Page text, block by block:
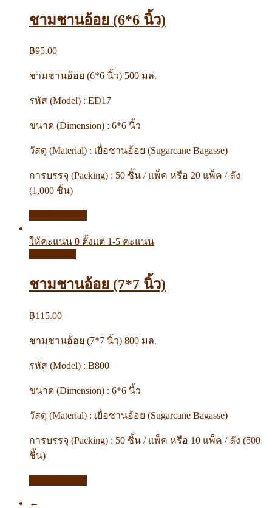
ชามชานอ้อย (6*6 นิ้ว)
฿95.00
ชามชานอ้อย (6*6 นิ้ว) 500 มล.
รหัส (Model) : ED17
ขนาด (Dimension) : 6*6 นิ้ว
วัสดุ (Material) : เยื่อชานอ้อย (Sugarcane Bagasse)
การบรรจุ (Packing) : 50 ชิ้น / แพ็ค หรือ 20 แพ็ค / ลัง
(1,000 ชิ้น)
ให้คะแนน 0 ตั้งแต่ 1-5 คะแนน
ชามชานอ้อย (7*7 นิ้ว)
฿115.00
ชามชานอ้อย (7*7 นิ้ว) 800 มล.
รหัส (Model) : B800
ขนาด (Dimension) : 6*6 นิ้ว
วัสดุ (Material) : เยื่อชานอ้อย (Sugarcane Bagasse)
การบรรจุ (Packing) : 50 ชิ้น / แพ็ค หรือ 10 แพ็ค / ลัง (500
ชิ้น)
←